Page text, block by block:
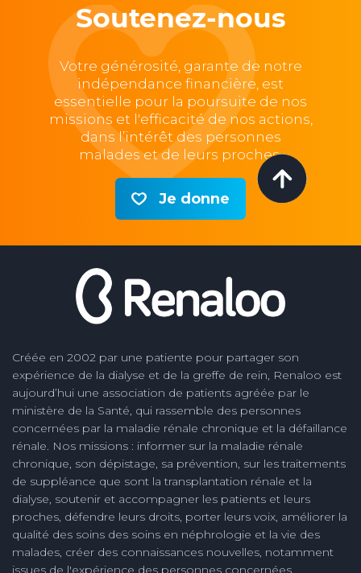
Soutenez-nous
Votre générosité, garante de notre
indépendance financière, est
essentielle pour la poursuite de nos
missions et l'efficacité de nos actions,
dans l’intérêt des personnes
malades et de leurs proches.
Je donne
Créée en 2002 par une patiente pour partager son
expérience de la dialyse et de la greffe de rein, Renaloo est
aujourd’hui une association de patients agréée par le
ministère de la Santé, qui rassemble des personnes
concernées par la maladie rénale chronique et la défaillance
rénale. Nos missions : informer sur la maladie rénale
chronique, son dépistage, sa prévention, sur les traitements
de suppléance que sont la transplantation rénale et la
dialyse, soutenir et accompagner les patients et leurs
proches, défendre leurs droits, porter leurs voix, améliorer la
qualité des soins des soins en néphrologie et la vie des
malades, créer des connaissances nouvelles, notamment
issues de l'expérience des personnes concernées.